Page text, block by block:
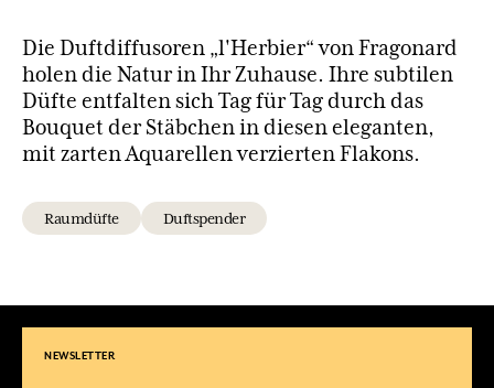
Die Duftdiffusoren „l'Herbier“ von Fragonard
holen die Natur in Ihr Zuhause. Ihre subtilen
Düfte entfalten sich Tag für Tag durch das
Bouquet der Stäbchen in diesen eleganten,
mit zarten Aquarellen verzierten Flakons.
Raumdüfte Duftspender
NEWSLETTER